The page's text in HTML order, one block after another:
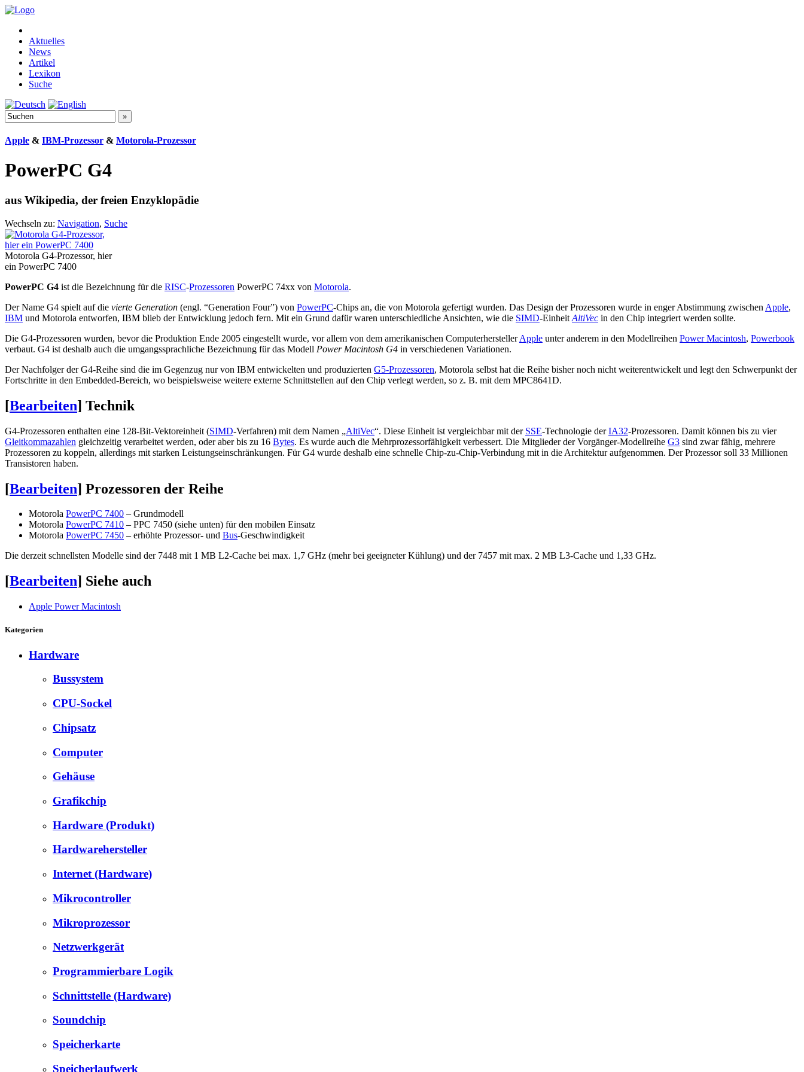
Aktuelles
News
Artikel
Lexikon
Suche
Apple & IBM-Prozessor & Motorola-Prozessor
PowerPC G4
aus Wikipedia, der freien Enzyklopädie
Wechseln zu: Navigation, Suche
Motorola G4-Prozessor, hier
ein PowerPC 7400
PowerPC G4 ist die Bezeichnung für die RISC-Prozessoren PowerPC 74xx von Motorola.
Der Name G4 spielt auf die vierte Generation (engl. “Generation Four”) von PowerPC-Chips an, die von Motorola gefertigt wurden. Das Design der Prozessoren wurde in enger Abstimmung zwischen Apple,
IBM und Motorola entworfen, IBM blieb der Entwicklung jedoch fern. Mit ein Grund dafür waren unterschiedliche Ansichten, wie die SIMD-Einheit AltiVec in den Chip integriert werden sollte.
Die G4-Prozessoren wurden, bevor die Produktion Ende 2005 eingestellt wurde, vor allem von dem amerikanischen ComputerherstellerApple unter anderem in den Modellreihen Power Macintosh, Powerbook
verbaut. G4 ist deshalb auch die umgangssprachliche Bezeichnung für das Modell Power Macintosh G4 in verschiedenen Variationen.
Der Nachfolger der G4-Reihe sind die im Gegenzug nur von IBM entwickelten und produzierten G5-Prozessoren, Motorola selbst hat die Reihe bisher noch nicht weiterentwickelt und legt den Schwerpunkt der
Fortschritte in den Embedded-Bereich, wo beispielsweise weitere externe Schnittstellen auf den Chip verlegt werden, so z. B. mit dem MPC8641D.
[Bearbeiten] Technik
G4-Prozessoren enthalten eine 128-Bit-Vektoreinheit (SIMD-Verfahren) mit dem Namen „AltiVec“. Diese Einheit ist vergleichbar mit der SSE-Technologie derIA32-Prozessoren. Damit können bis zu vier
Gleitkommazahlen gleichzeitig verarbeitet werden, oder aber bis zu 16 Bytes. Es wurde auch die Mehrprozessorfähigkeit verbessert. Die Mitglieder der Vorgänger-Modellreihe G3 sind zwar fähig, mehrere
Prozessoren zu koppeln, allerdings mit starken Leistungseinschränkungen. Für G4 wurde deshalb eine schnelle Chip-zu-Chip-Verbindung mit in die Architektur aufgenommen. Der Prozessor soll 33 Millionen
Transistoren haben.
[Bearbeiten] Prozessoren der Reihe
Motorola PowerPC 7400 – Grundmodell
Motorola PowerPC 7410 – PPC 7450 (siehe unten) für den mobilen Einsatz
Motorola PowerPC 7450 – erhöhte Prozessor- und Bus-Geschwindigkeit
Die derzeit schnellsten Modelle sind der 7448 mit 1 MB L2-Cache bei max. 1,7 GHz (mehr bei geeigneter Kühlung) und der 7457 mit max. 2 MB L3-Cache und 1,33 GHz.
[Bearbeiten] Siehe auch
Apple Power Macintosh
Kategorien
Hardware
Bussystem
CPU-Sockel
Chipsatz
Computer
Gehäuse
Grafikchip
Hardware (Produkt)
Hardwarehersteller
Internet (Hardware)
Mikrocontroller
Mikroprozessor
Netzwerkgerät
Programmierbare Logik
Schnittstelle (Hardware)
Soundchip
Speicherkarte
Speicherlaufwerk